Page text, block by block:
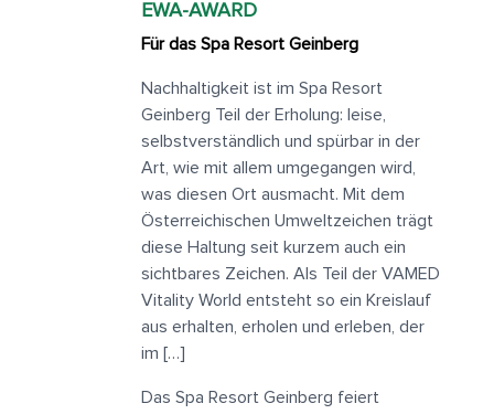
EWA-AWARD
Für das Spa Resort Geinberg
Nachhaltigkeit ist im Spa Resort
Geinberg Teil der Erholung: leise,
selbstverständlich und spürbar in der
Art, wie mit allem umgegangen wird,
was diesen Ort ausmacht. Mit dem
Österreichischen Umweltzeichen trägt
diese Haltung seit kurzem auch ein
sichtbares Zeichen. Als Teil der VAMED
Vitality World entsteht so ein Kreislauf
aus erhalten, erholen und erleben, der
im […]
Das Spa Resort Geinberg feiert